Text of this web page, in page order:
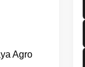
Agro